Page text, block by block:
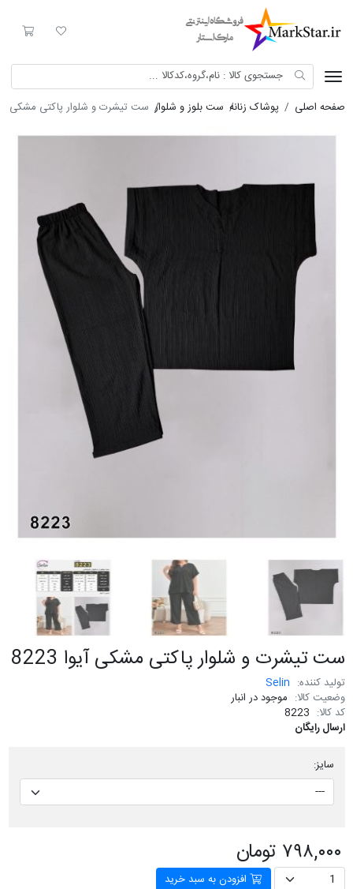
لیست مورد
سبد
صفحه اصلی پوشاک زنانه ست بلوز و شلوار ست تیشرت و شلوار پاکتی مشکی آیوا
ست تیشرت و شلوار پاکتی مشکی آیوا 8223
تولید کننده: Selin
وضعیت کالا: موجود در انبار
کد کالا: 8223
ارسال رایگان
سایز:
۷۹۸,۰۰۰ تومان
افزودن به سبد خرید